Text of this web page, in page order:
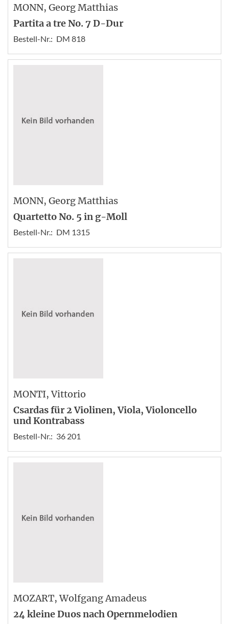
MONN, Georg Matthias
Partita a tre No. 7 D-Dur
Bestell-Nr.: DM 818
MONN, Georg Matthias
Quartetto No. 5 in g-Moll
Bestell-Nr.: DM 1315
MONTI, Vittorio
Csardas für 2 Violinen, Viola, Violoncello
und Kontrabass
Bestell-Nr.: 36 201
MOZART, Wolfgang Amadeus
24 kleine Duos nach Opernmelodien